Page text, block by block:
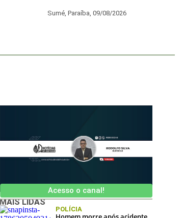
Sumé, Paraíba, 09/08/2026
Acesso o canal!
MAIS LIDAS
POLÍCIA